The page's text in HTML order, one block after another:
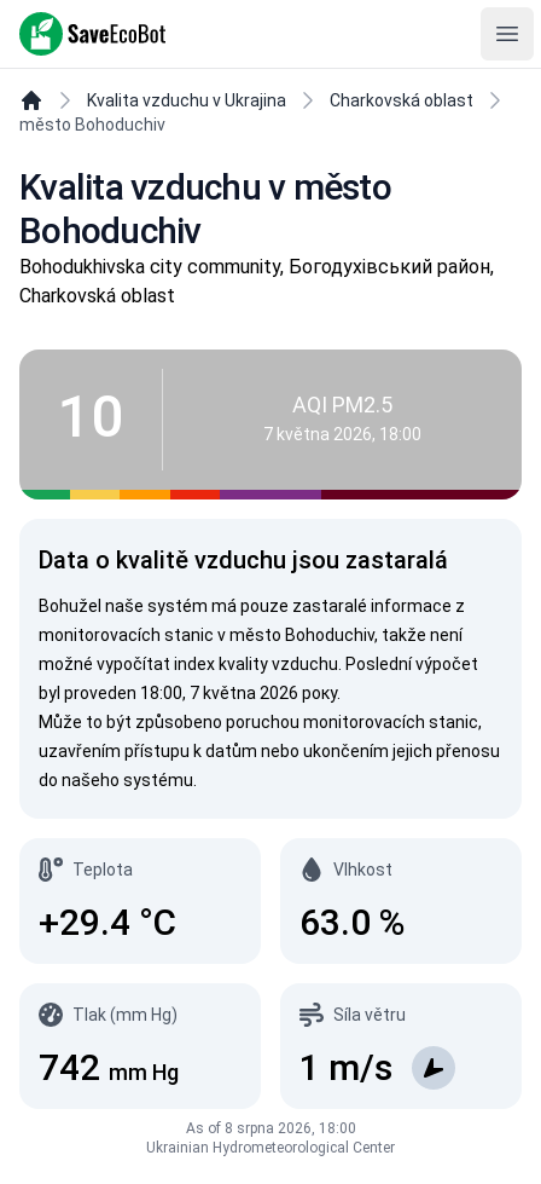
SaveEcoBot
Kvalita vzduchu v Ukrajina
Charkovská oblast
město Bohoduchiv
Kvalita vzduchu v město
Bohoduchiv
Bohodukhivska city community, Богодухівський район,
Charkovská oblast
10 AQI PM2.5
7 května 2026, 18:00
Data o kvalitě vzduchu jsou zastaralá
Bohužel naše systém má pouze zastaralé informace z
monitorovacích stanic v město Bohoduchiv, takže není
možné vypočítat index kvality vzduchu. Poslední výpočet
byl proveden 18:00, 7 května 2026 року.
Může to být způsobeno poruchou monitorovacích stanic,
uzavřením přístupu k datům nebo ukončením jejich přenosu
do našeho systému.
Teplota
+29.4 °C
Vlhkost
63.0 %
Tlak (mm Hg)
742 mm Hg
Síla větru
1 m/s
As of 8 srpna 2026, 18:00
Ukrainian Hydrometeorological Center